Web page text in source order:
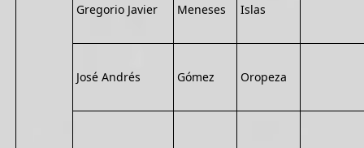
Gregorio Javier Meneses Islas
José Andrés Gómez Oropeza